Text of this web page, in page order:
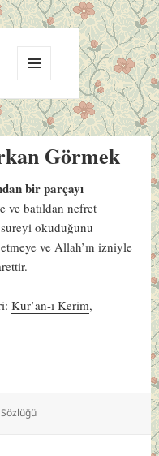
VE
BILEŞENLER
Görmek
bir parçayı
ve batıldan nefret
okuduğunu
ve Allah’ın izniyle
Kur’an-ı Kerim,